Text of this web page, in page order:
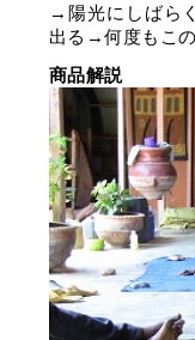
→陽光にしばら
出る→何度もこ
商品解説